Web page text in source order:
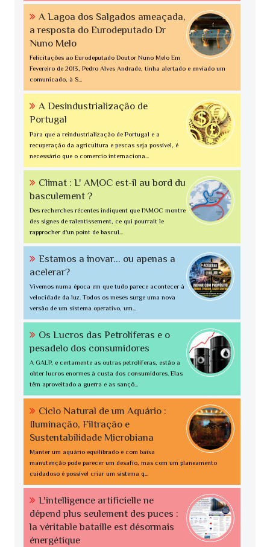
A Lagoa dos Salgados ameaçada,
a resposta do Eurodeputado Dr
Nuno Melo
Felicitações ao Eurodeputado Doutor Nuno Melo Em
Fevereiro de 2013, Pedro Alves Andrade, tinha alertado e enviado um
comunicado, à S...
A Desindustrialização de
Portugal
Para que a reindustrialização de Portugal e a
recuperação da agricultura e pescas seja possível, é
necessário que o comercio internaciona...
Climat : L' AMOC est-il au bord du
basculement ?
Des recherches récentes indiquent que l'AMOC montre
des signes de ralentissement, ce qui pourrait le
rapprocher d'un point de bascul...
Estamos a inovar... ou apenas a
acelerar?
Vivemos numa época em que tudo parece acontecer à
velocidade da luz. Todos os meses surge uma nova
versão de um sistema operativo, um...
Os Lucros das Petrolíferas e o
pesadelo dos consumidores
A GALP, e certamente as outras petrolíferas, estão a
obter lucros enormes à custa dos consumidores. Elas
têm aproveitado a guerra e as sançõ...
Ciclo Natural de um Aquário :
Iluminação, Filtração e
Sustentabilidade Microbiana
Manter um aquário equilibrado e com baixa
manutenção pode parecer um desafio, mas com um planeamento
cuidadoso é possível criar um sistema q...
L'intelligence artificielle ne
dépend plus seulement des puces :
la véritable bataille est désormais
énergétique